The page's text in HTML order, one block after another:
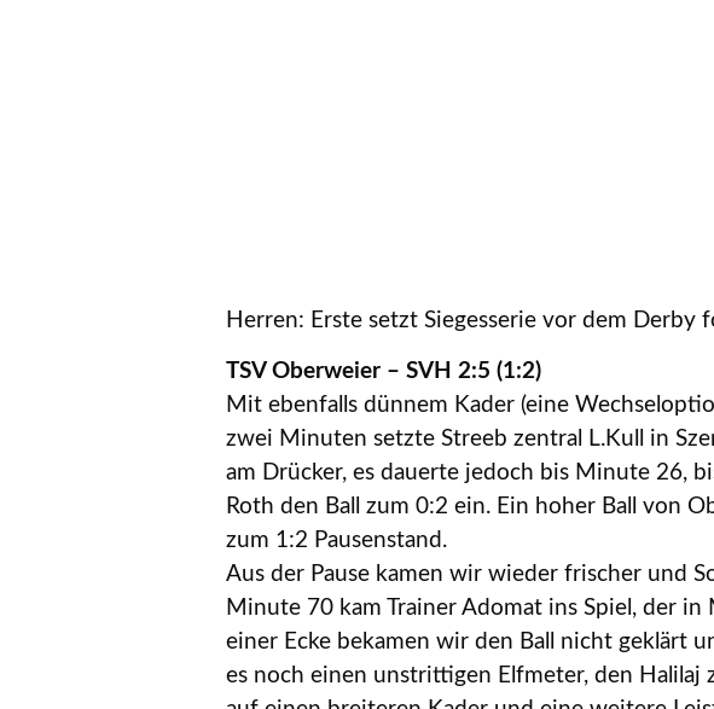
Herren: Erste setzt Siegesserie vor dem Derby
TSV Oberweier – SVH 2:5 (1:2)
Mit ebenfalls dünnem Kader (eine
zwei Minuten setzte Streeb zentral L.Kull in
am Drücker, es dauerte jedoch bis Minute 26,
Roth den Ball zum 0:2 ein. Ein hoher Ball von
zum 1:2 Pausenstand.
Aus der Pause kamen wir wieder frischer und
Minute 70 kam Trainer Adomat ins Spiel, der
einer Ecke bekamen wir den Ball nicht geklärt
es noch einen unstrittigen Elfmeter, den Halilaj